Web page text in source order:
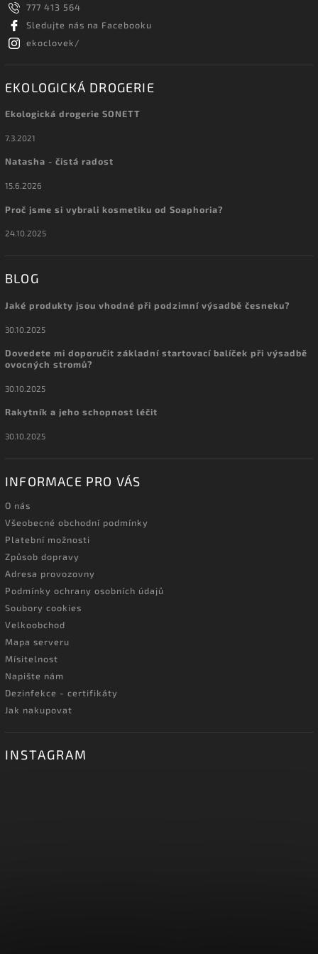
777 413 564
Sledujte nás na Facebooku
ekoclovek/
EKOLOGICKÁ DROGERIE
Ekologická drogerie SONETT
7.3.2021
Natasha - čistá radost
15.6.2026
Proč jsme si vybrali kosmetiku od Soaphoria?
24.10.2025
BLOG
Jaké produkty jsou vhodné při podzimní výsadbě česneku?
30.10.2025
Dovedete mi doporučit základní startovací balíček při výsadbě
ovocných stromů?
30.10.2025
Rakytník a jeho schopnost léčit
30.10.2025
INFORMACE PRO VÁS
O nás
Všeobecné obchodní podmínky
Platební možnosti
Způsob dopravy
Adresa provozovny
Podmínky ochrany osobních údajů
Soubory cookies
Velkoobchod
Mapa serveru
Mísitelnost
Napište nám
Dezinfekce - certifikáty
Jak nakupovat
INSTAGRAM